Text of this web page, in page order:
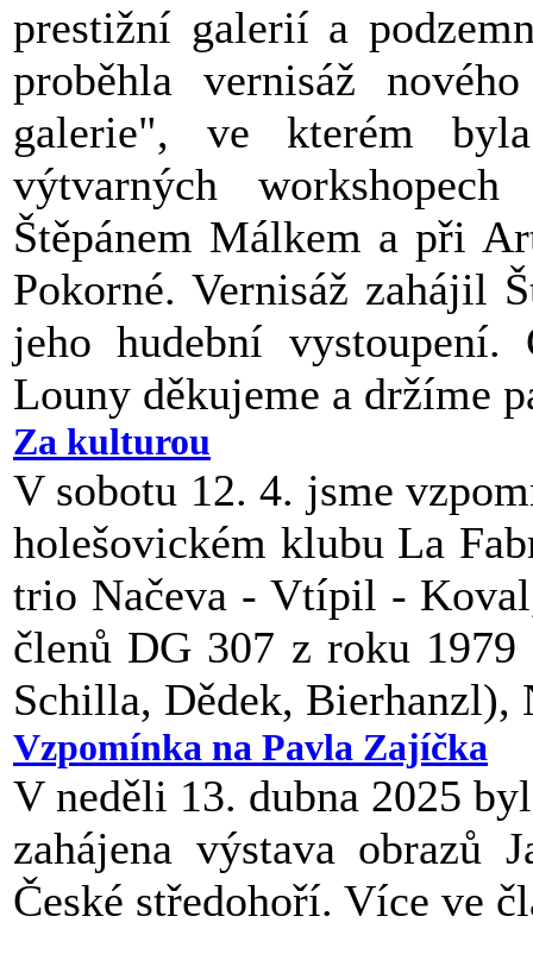
prestižní galerií a
proběhla vernisáž
galerie", ve kterém
výtvarných
Štěpánem Málkem a při
Pokorné. Vernisáž zahájil
jeho hudební
Louny děkujeme a držíme
Za kulturou
V sobotu 12. 4. jsme
holešovickém klubu La
trio Načeva - Vtípil -
členů DG 307 z roku 1979
Schilla, Dědek,
Vzpomínka na Pavla Zajíčka
V neděli 13. dubna 2025
zahájena výstava obrazů
České středohoří. Více ve